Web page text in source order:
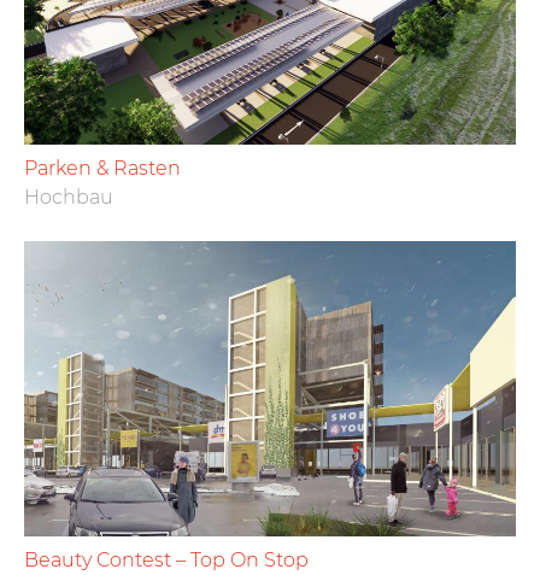
Parken & Rasten
Hochbau
Beauty Contest – Top On Stop